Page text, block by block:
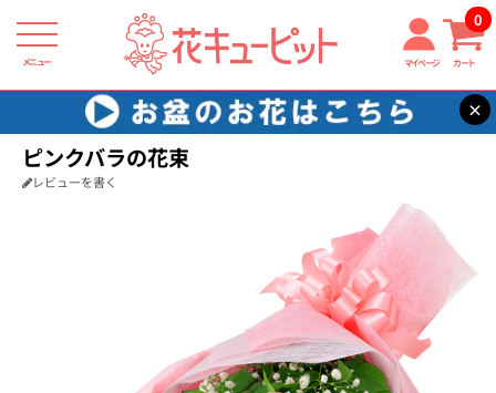
メニュー マイページ カート
0
×
花キューピット 花束・ブーケ 【花束・ブーケ】ピンクバラの花束
ピンクバラの花束
レビューを書く